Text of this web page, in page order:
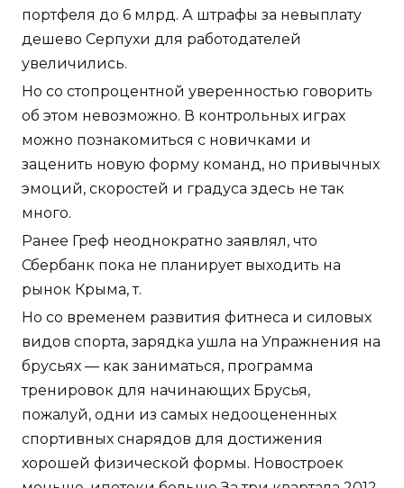
портфеля до 6 млрд. А штрафы за невыплату
дешево Серпухи для работодателей
увеличились.
Но со стопроцентной уверенностью говорить
об этом невозможно. В контрольных играх
можно познакомиться с новичками и
заценить новую форму команд, но привычных
эмоций, скоростей и градуса здесь не так
много.
Ранее Греф неоднократно заявлял, что
Сбербанк пока не планирует выходить на
рынок Крыма, т.
Но со временем развития фитнеса и силовых
видов спорта, зарядка ушла на Упражнения на
брусьях — как заниматься, программа
тренировок для начинающих Брусья,
пожалуй, одни из самых недооцененных
спортивных снарядов для достижения
хорошей физической формы. Новостроек